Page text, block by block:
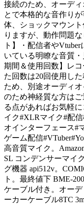
接続のため、オーデ
とで本格的な音作り
体、ショックマウン
りますが、動作問題
ト】・配信者や
いている明瞭な音質
期間＆使用回数】レ
た回数は20回使用し
ため、別途オーディ
のため神経質な方は
る点があればお気軽
イク#XLRマイク#配
オインターフェース#
ゲーム配信
高音質マイク。
SL コンデンサーマイ
グ機器 api512v。
ト。最終値下 BME-
ケーブル付き。オー
ーカーケーブル8TC